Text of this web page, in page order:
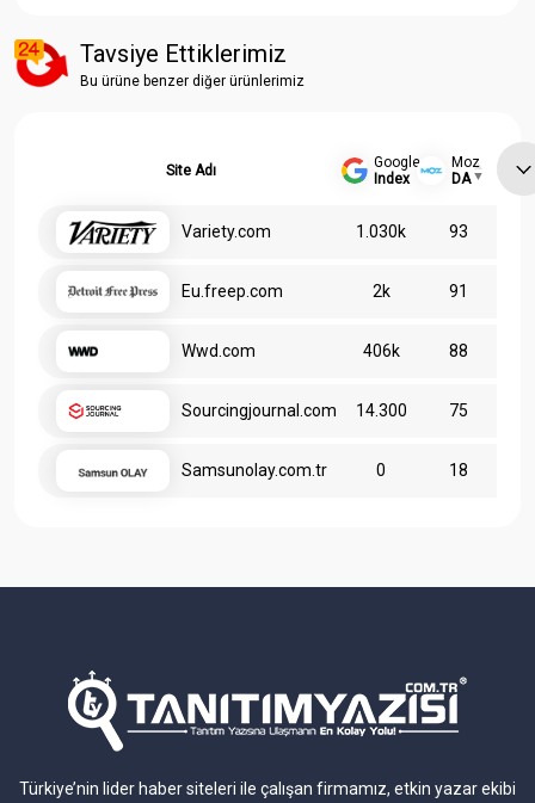
Tavsiye Ettiklerimiz
Bu ürüne benzer diğer ürünlerimiz
Site Adı
Google
Index
Moz
DA
Variety.com 1.030k 93
Eu.freep.com 2k 91
Wwd.com 406k 88
Sourcingjournal.com 14.300 75
Samsunolay.com.tr 0 18
Türkiye’nin lider haber siteleri ile çalışan firmamız, etkin yazar ekibi